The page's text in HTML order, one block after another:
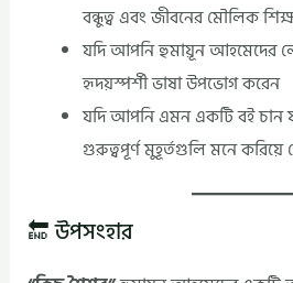
বন্ধুত্ব এবং জীবনের মৌলিক
যদি আপনি হুমায়ূন আহমেদের
হৃদয়স্পর্শী ভাষা উপভোগ করেন
যদি আপনি এমন একটি বই চান
গুরুত্বপূর্ণ মুহূর্তগুলি মনে করিয়ে
🔚 উপসংহার